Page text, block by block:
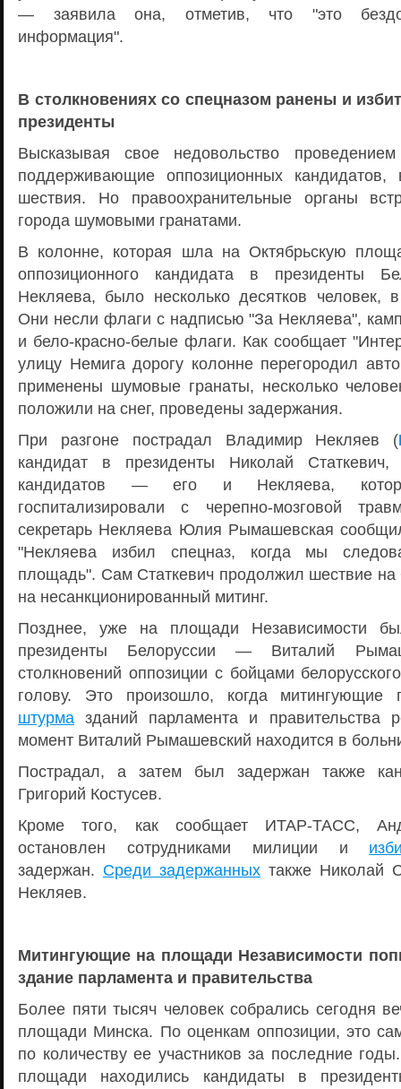
— заявила она, отметив, что "это
информация".
В столкновениях со спецназом ранены и
президенты
Высказывая свое недовольство
поддерживающие оппозиционных
шествия. Но правоохранительные органы
города шумовыми гранатами.
В колонне, которая шла на Октябрьскую
оппозиционного кандидата в президенты
Некляева, было несколько десятков человек,
Они несли флаги с надписью "За Некляева",
и бело-красно-белые флаги. Как сообщает
улицу Немига дорогу колонне перегородил
применены шумовые гранаты, несколько
положили на снег, проведены задержания.
При разгоне пострадал Владимир Некляев (
кандидат в президенты Николай
кандидатов — его и Некляева,
госпитализировали с черепно-мозговой
секретарь Некляева Юлия Рымашевская
"Некляева избил спецназ, когда мы
площадь". Сам Статкевич продолжил шествие
на несанкционированный митинг.
Позднее, уже на площади Независимости
президенты Белоруссии — Виталий
столкновений оппозиции с бойцами
голову. Это произошло, когда митингующие
штурма зданий парламента и правительства
момент Виталий Рымашевский находится в
Пострадал, а затем был задержан также
Григорий Костусев.
Кроме того, как сообщает ИТАР-ТАСС,
остановлен сотрудниками милиции и
задержан. Среди задержанных также Николай
Некляев.
Митингующие на площади Независимости
здание парламента и правительства
Более пяти тысяч человек собрались сегодня
площади Минска. По оценкам оппозиции, это
по количеству ее участников за последние
площади находились кандидаты в